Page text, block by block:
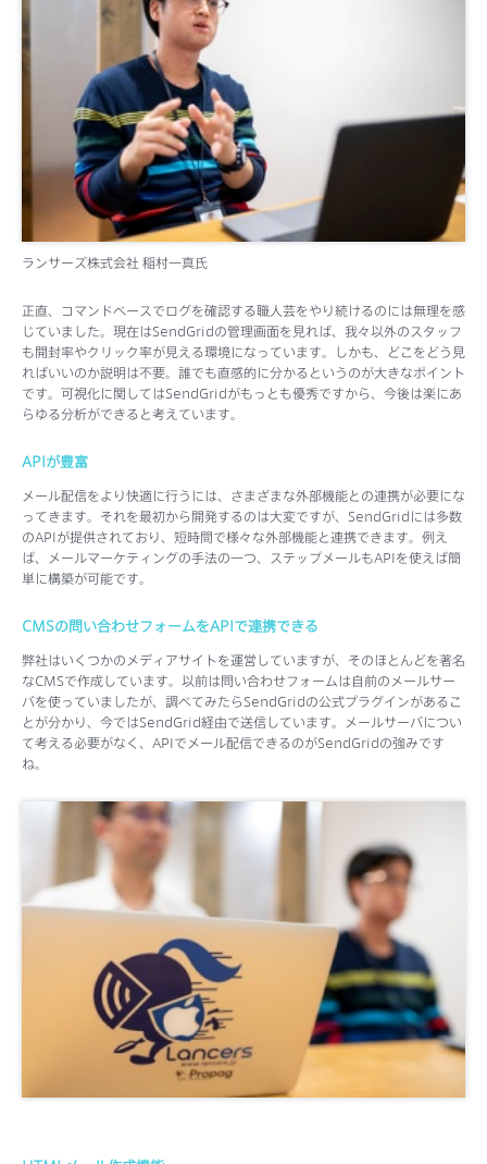
ランサーズ株式会社 稲村一真氏
正直、コマンドベースでログを確認する職人芸をやり続けるのには無理を感
じていました。現在はSendGridの管理画面を見れば、我々以外のスタッフ
も開封率やクリック率が見える環境になっています。しかも、どこをどう見
ればいいのか説明は不要。誰でも直感的に分かるというのが大きなポイント
です。可視化に関してはSendGridがもっとも優秀ですから、今後は楽にあ
らゆる分析ができると考えています。
APIが豊富
メール配信をより快適に行うには、さまざまな外部機能との連携が必要にな
ってきます。それを最初から開発するのは大変ですが、SendGridには多数
のAPIが提供されており、短時間で様々な外部機能と連携できます。例え
ば、メールマーケティングの手法の一つ、ステップメールもAPIを使えば簡
単に構築が可能です。
CMSの問い合わせフォームをAPIで連携できる
弊社はいくつかのメディアサイトを運営していますが、そのほとんどを著名
なCMSで作成しています。以前は問い合わせフォームは自前のメールサー
バを使っていましたが、調べてみたらSendGridの公式プラグインがあるこ
とが分かり、今ではSendGrid経由で送信しています。メールサーバについ
て考える必要がなく、APIでメール配信できるのがSendGridの強みです
ね。